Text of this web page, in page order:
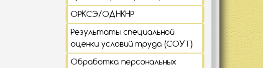
ОРКСЭ/ОДНКНР
Результаты специальной
оценки условий труда (СОУТ)
Обработка персональных